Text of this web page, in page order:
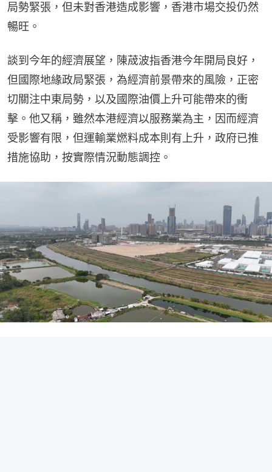
局勢緊張，但未對香港造成影響，香港市場交投仍然
暢旺。
談到今年的經濟展望，陳荿波指香港今年開局良好，
但國際地緣政局緊張，為經濟前景帶來的風險，正密
切關注中東局勢，以及國際油價上升可能帶來的衝
擊。他又稱，雖然本港經濟以服務業為主，因而經濟
受影響有限，但運輸業燃料成本則有上升，政府已推
措施協助，按實際情況動態調控。